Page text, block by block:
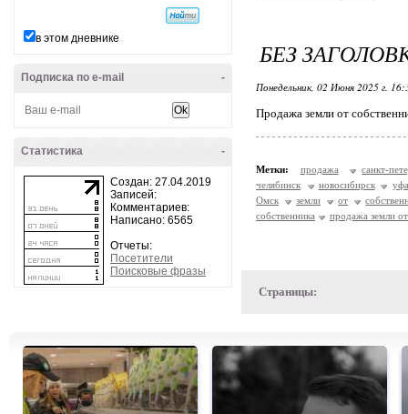
в этом дневнике
-
Подписка по e-mail
-
Статистика
Создан: 27.04.2019
Записей:
Комментариев:
Написано: 6565
Отчеты:
Посетители
Поисковые фразы
БЕЗ
Понедельник, 02 Июня 2025 г.
Продажа земли от
Метки: продажа
санкт-
челябинск
новосибирск
Омск
земли от
собственника
продажа земли
Страницы: